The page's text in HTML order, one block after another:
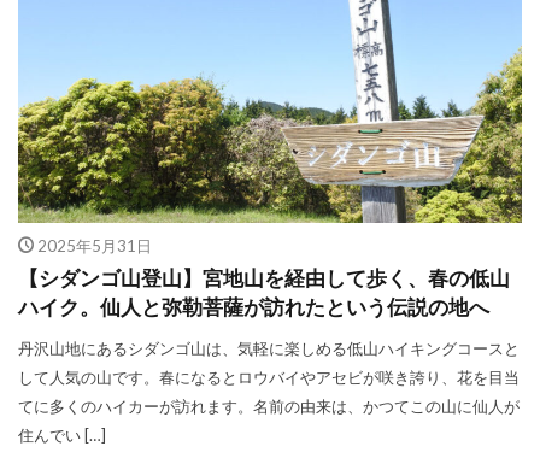
2025年5月31日
【シダンゴ山登山】宮地山を経由して歩く、春の低山
ハイク。仙人と弥勒菩薩が訪れたという伝説の地へ
丹沢山地にあるシダンゴ山は、気軽に楽しめる低山ハイキングコースと
して人気の山です。春になるとロウバイやアセビが咲き誇り、花を目当
てに多くのハイカーが訪れます。名前の由来は、かつてこの山に仙人が
住んでい […]